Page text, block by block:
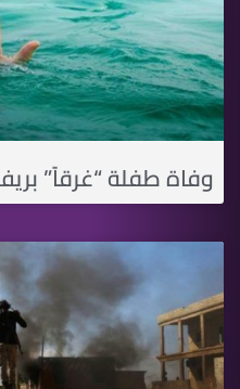
وفاة طفلة “غرقاً”